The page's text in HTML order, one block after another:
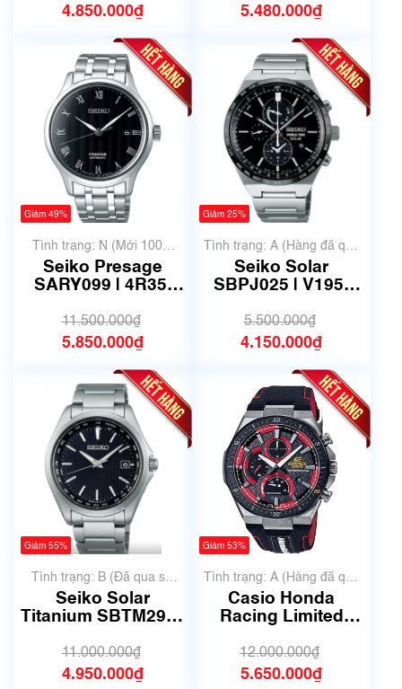
4.850.000₫ 5.480.000₫
Giảm 49%
Tình trạng: N (Mới 100%
chưa qua sử dụng)
Seiko Presage
SARY099 | 4R35-
| Mã số 6525
11.500.000₫
5.850.000₫
Giảm 25%
Tình trạng: A (Hàng đã qua
sử dụng nhưng rất đẹp,
không có xước)
Seiko Solar
SBPJ025 | V195-
Mã số 6521
5.500.000₫
4.150.000₫
Giảm 55%
Tình trạng: B (Đã qua sử
dụng, hàng đẹp, có chút
xước dăm)
Seiko Solar
Titanium SBTM291 |
số 6279
11.000.000₫
4.950.000₫
Giảm 53%
Tình trạng: A (Hàng đã qua
sử dụng nhưng rất đẹp,
không có xước)
Casio Honda
Racing Limited
560HR-1AJF | Size
42mm | 5741B
12.000.000₫
5.650.000₫